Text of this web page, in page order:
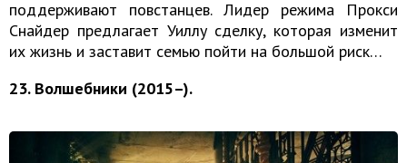
поддерживают повстанцев. Лидер режима Прокси
Снайдер предлагает Уиллу сделку, которая изменит
их жизнь и заставит семью пойти на большой риск…
23. Волшебники (2015–).